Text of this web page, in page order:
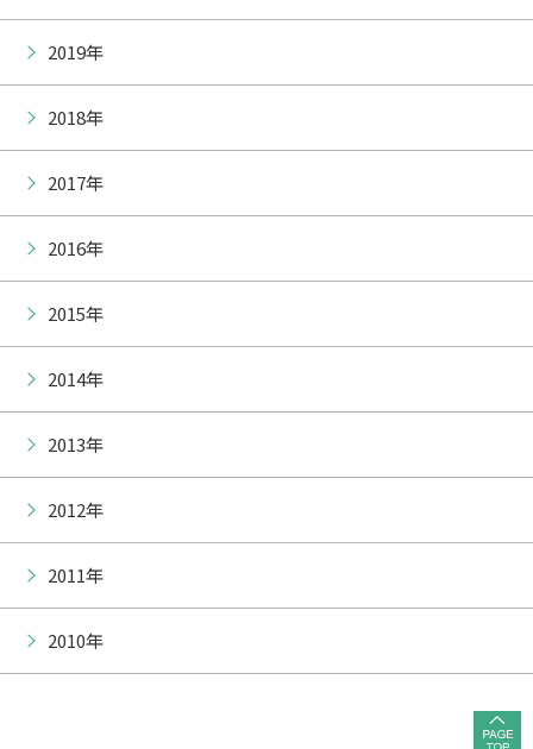
2019年
2018年
2017年
2016年
2015年
2014年
2013年
2012年
2011年
2010年